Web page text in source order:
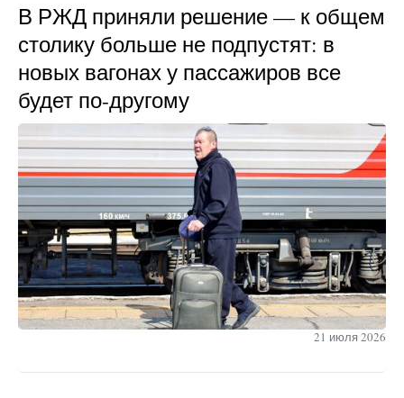
В РЖД приняли решение — к общем
столику больше не подпустят: в
новых вагонах у пассажиров все
будет по-другому
21 июля 2026